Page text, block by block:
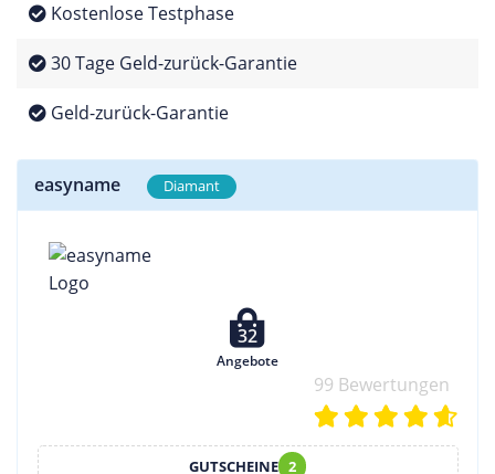
Kostenlose Testphase
30 Tage Geld-zurück-Garantie
Geld-zurück-Garantie
easyname Diamant
32
Angebote
99 Bewertungen
GUTSCHEINE 2